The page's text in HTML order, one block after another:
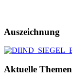
Auszeichnung
Aktuelle Themen